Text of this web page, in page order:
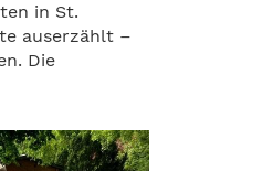
in St.
auserzählt –
Die